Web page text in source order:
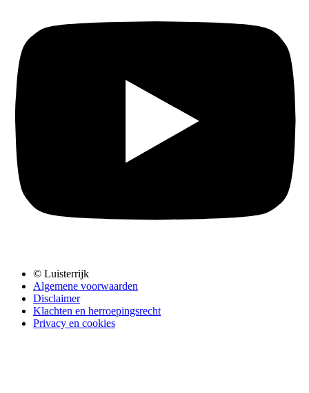
© Luisterrijk
Algemene voorwaarden
Disclaimer
Klachten en herroepingsrecht
Privacy en cookies